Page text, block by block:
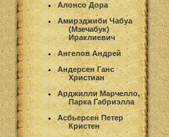
Алонсо Дора
Амирэджиби Чабуа
(Мзечабук)
Ираклиевич
Ангелов Андрей
Андерсен Ганс
Христиан
Арджилли Марчелло,
Парка Габриэлла
Асбьерсен Петер
Кристен